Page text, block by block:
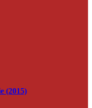
(2015)